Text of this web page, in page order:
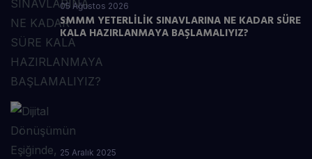
05 Ağustos 2026
SMMM YETERLİLİK SINAVLARINA NE KADAR SÜRE
KALA HAZIRLANMAYA BAŞLAMALIYIZ?
25 Aralık 2025